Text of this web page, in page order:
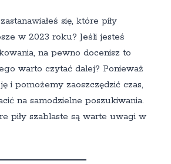
się, które piły
w 2023 roku? Jeśli jesteś
na pewno docenisz to
warto czytać dalej? Ponieważ
i pomożemy zaoszczędzić czas,
na samodzielne poszukiwania.
piły szablaste są warte uwagi w